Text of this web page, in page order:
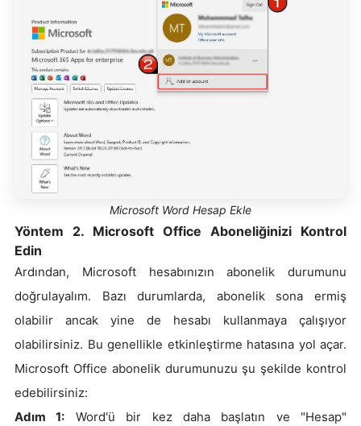
Microsoft Word Hesap Ekle
Yöntem 2. Microsoft Office Aboneliğinizi Kontrol
Edin
Ardından, Microsoft hesabınızın abonelik durumunu
doğrulayalım. Bazı durumlarda, abonelik sona ermiş
olabilir ancak yine de hesabı kullanmaya çalışıyor
olabilirsiniz. Bu genellikle etkinleştirme hatasına yol açar.
Microsoft Office abonelik durumunuzu şu şekilde kontrol
edebilirsiniz:
Adım 1: Word'ü bir kez daha başlatın ve "Hesap"